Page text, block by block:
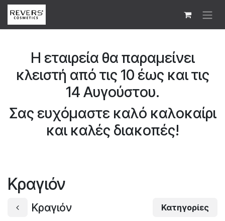
Skip to Content
Η εταιρεία θα παραμείνει
κλειστή από τις 10 έως και τις
14 Αυγούστου.
Σας ευχόμαστε καλό καλοκαίρι
και καλές διακοπές!
Κραγιόν
Κραγιόν Κατηγορίες